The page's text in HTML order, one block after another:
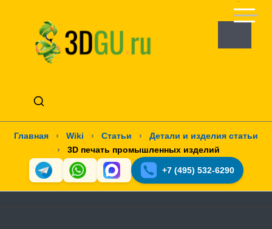
Главная › Wiki › Статьи ›
Детали и изделия статьи
›
3D печать промышленных изделий
+7 (495) 532-6290